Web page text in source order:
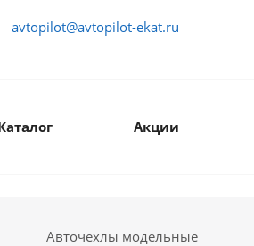
avtopilot@avtopilot-ekat.ru
Акции
Авточехлы модельные